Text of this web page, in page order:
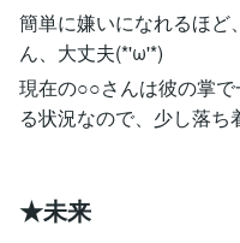
簡単に嫌いになれるほど
ん、大丈夫(*'ω'*)
現在の○○さんは彼の掌
る状況なので、少し落ち
★未来